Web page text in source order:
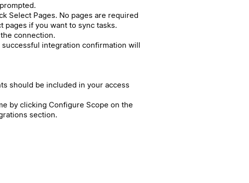
Select Pages. No pages are required
pages if you want to sync tasks.
connection.
integration confirmation will
should be included in your access
by clicking Configure Scope on the
section.